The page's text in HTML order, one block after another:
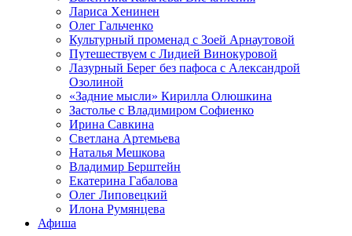
Лариса Хенинен
Олег Гальченко
Культурный променад с Зоей Арнаутовой
Путешествуем с Лидией Винокуровой
Лазурный Берег без пафоса с Александрой
Озолиной
«Задние мысли» Кирилла Олюшкина
Застолье с Владимиром Софиенко
Ирина Савкина
Светлана Артемьева
Наталья Мешкова
Владимир Берштейн
Екатерина Габалова
Олег Липовецкий
Илона Румянцева
Афиша